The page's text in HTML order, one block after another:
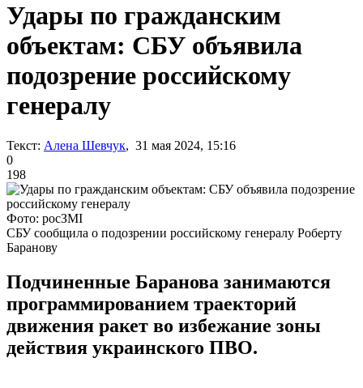
Удары по гражданским
объектам: СБУ объявила
подозрение российскому
генералу
Текст: Алена Шевчук, 31 мая 2024, 15:16
0
198
Фото: росЗМІ
СБУ сообщила о подозрении российскому генералу Роберту
Баранову
Подчиненные Баранова занимаются
программированием траекторий
движения ракет во избежание зоны
действия украинского ПВО.